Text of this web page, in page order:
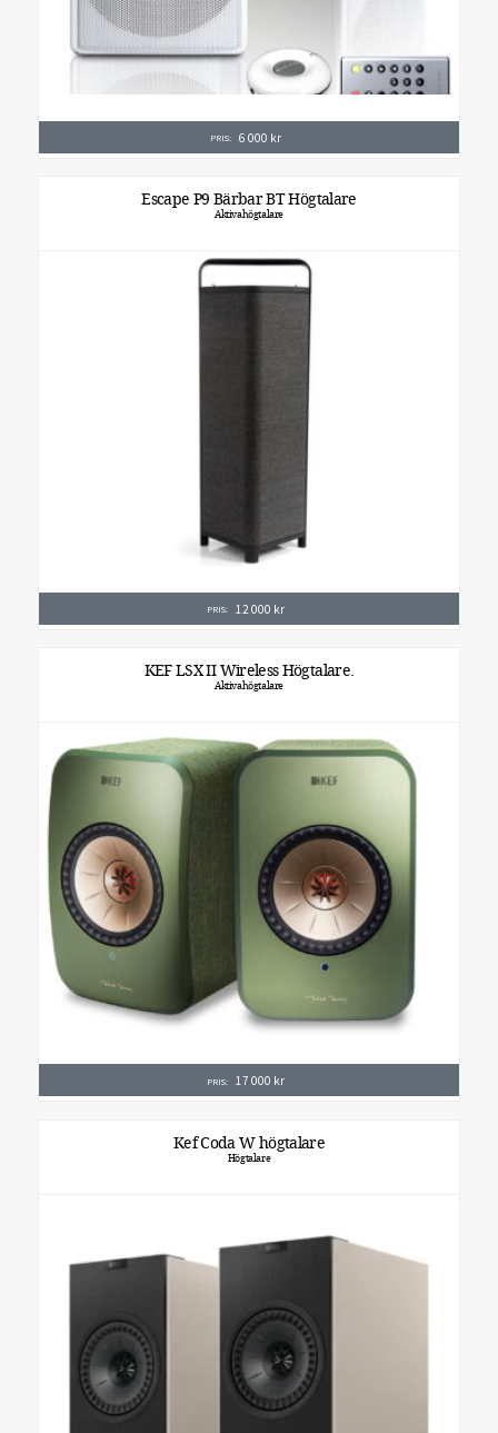
PRIS: 6 000 kr
Escape P9 Bärbar BT Högtalare
Aktivahögtalare
PRIS: 12 000 kr
KEF LSX II Wireless Högtalare.
Aktivahögtalare
PRIS: 17 000 kr
Kef Coda W högtalare
Högtalare